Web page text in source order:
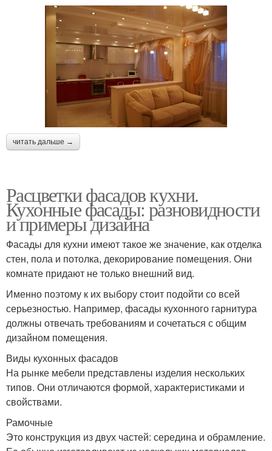
читать дальше →
Расцветки фасадов кухни.
Кухонные фасады: разновидности
и примеры дизайна
Фасады для кухни имеют такое же значение, как отделка
стен, пола и потолка, декорирование помещения. Они
комнате придают не только внешний вид.
Именно поэтому к их выбору стоит подойти со всей
серьезностью. Например, фасады кухонного гарнитура
должны отвечать требованиям и сочетаться с общим
дизайном помещения.
Виды кухонных фасадов
На рынке мебели представлены изделия нескольких
типов. Они отличаются формой, характеристиками и
свойствами.
Рамочные
Это конструкция из двух частей: середина и обрамление.